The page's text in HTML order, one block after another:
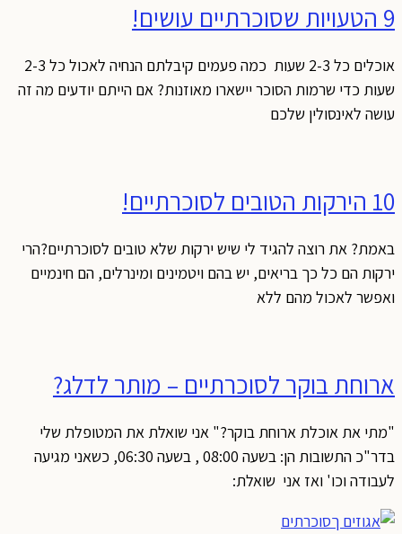
9 הטעויות שסוכרתיים עושים!
אוכלים כל 2-3 שעות כמה פעמים קיבלתם הנחיה לאכול כל 2-3
שעות כדי שרמות הסוכר יישארו מאוזנות? אם הייתם יודעים מה זה
עושה לאינסולין שלכם
10 הירקות הטובים לסוכרתיים!
באמת? את רוצה להגיד לי שיש ירקות שלא טובים לסוכרתיים?הרי
ירקות הם כל כך בריאים, יש בהם ויטמינים ומינרלים, הם חינמיים
ואפשר לאכול מהם ללא
ארוחת בוקר לסוכרתיים – מותר לדלג?
"מתי את אוכלת ארוחת בוקר?" אני שואלת את המטופלת שלי
בדר"כ התשובות הן: בשעה 08:00 , בשעה 06:30, כשאני מגיעה
לעבודה וכו' ואז אני שואלת: